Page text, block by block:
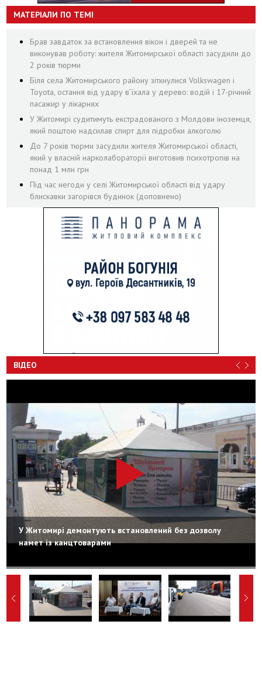
МАТЕРІАЛИ ПО ТЕМІ
Брав завдаток за встановлення вікон і дверей та не
виконував роботу: жителя Житомирської області засудили до
2 років тюрми
Біля села Житомирського району зіткнулися Volkswagen і
Toyota, остання від удару вʼїхала у дерево: водій і 17-річний
пасажир у лікарнях
У Житомирі судитимуть екстрадованого з Молдови іноземця,
який поштою надсилав спирт для підробки алкоголю
До 7 років тюрми засудили жителя Житомирської області,
який у власній нарколабораторії виготовив психотропів на
понад 1 млн грн
Під час негоди у селі Житомирської області від удару
блискавки загорівся будинок (доповнено)
ВІДЕО
У Житомирі демонтують встановлений без дозволу
намет із канцтоварами